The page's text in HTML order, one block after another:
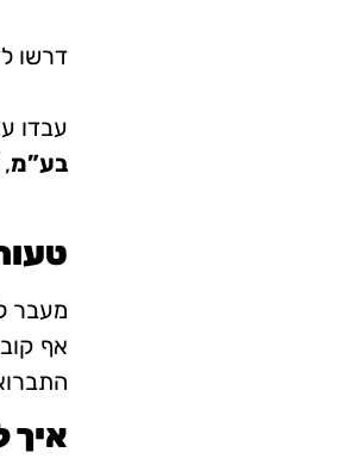
דרשו
עבדו
בע”מ
טעות 6: התעלמות
מעבר
אף
איך